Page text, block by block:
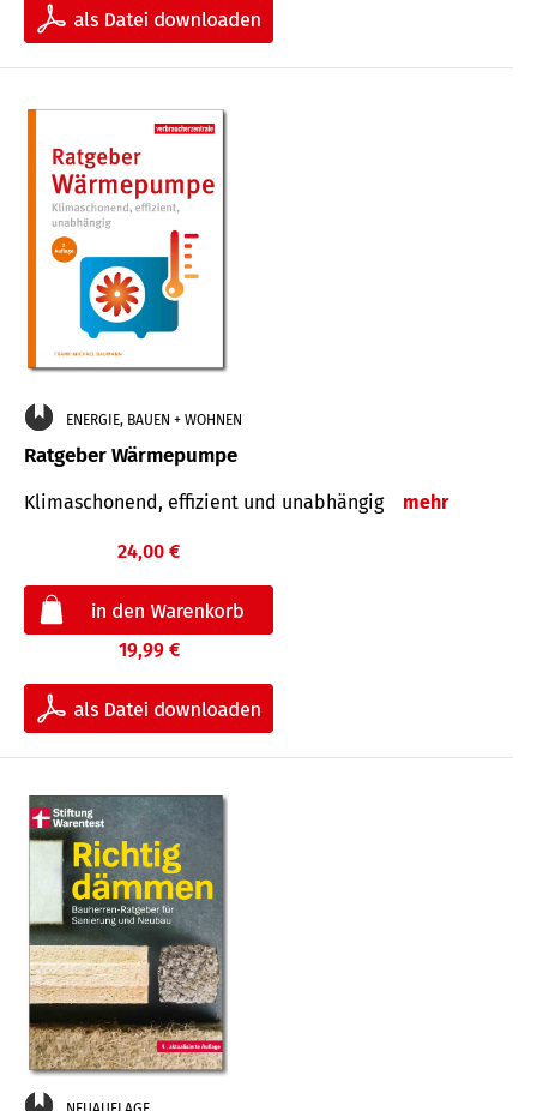
ENERGIE, BAUEN + WOHNEN
Ratgeber Wärmepumpe
Klimaschonend, effizient und unabhängig mehr
24,00 €
19,99 €